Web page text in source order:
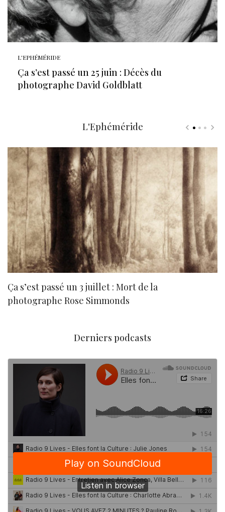
L'EPHÉMÉRIDE
Ça s’est passé un 25 juin : Décès du
photographe David Goldblatt
L'Ephéméride
Ça s’est passé un 3 juillet : Mort de la
photographe Rose Simmonds
Derniers podcasts